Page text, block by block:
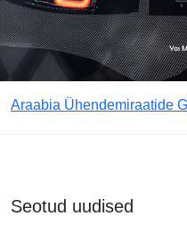
Araabia Ühendemiraatide
Seotud uudised